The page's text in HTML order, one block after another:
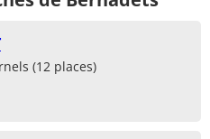
(12 places)